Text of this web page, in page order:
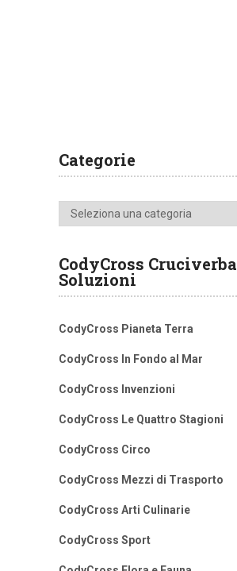
Categorie
Categorie
CodyCross Cruciverba
Soluzioni
CodyCross Pianeta Terra
CodyCross In Fondo al Mar
CodyCross Invenzioni
CodyCross Le Quattro Stagioni
CodyCross Circo
CodyCross Mezzi di Trasporto
CodyCross Arti Culinarie
CodyCross Sport